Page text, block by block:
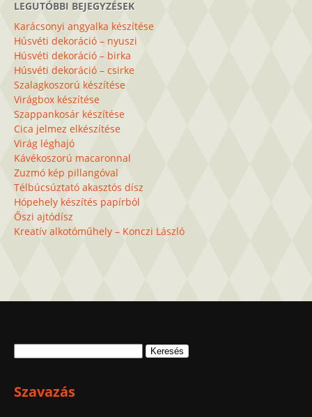
LEGUTÓBBI BEJEGYZÉSEK
Karácsonyi angyalka készítése
Húsvéti dekoráció – nyuszi
Húsvéti dekoráció – birka
Húsvéti dekoráció – csirke
Szalagkoszorú készítése
Virágbox készítése
Szappankosár készítése
Cica jelmez elkészítése
Virág léghajó
Kávékoszorú macaronnal
Zuzmó kép pillangóval
Télbúcsúztató akasztós dísz
Hópehely készítés papírból
Őszi ajtódísz
Kreatív alkotóműhely – Konczi László
Szavazás